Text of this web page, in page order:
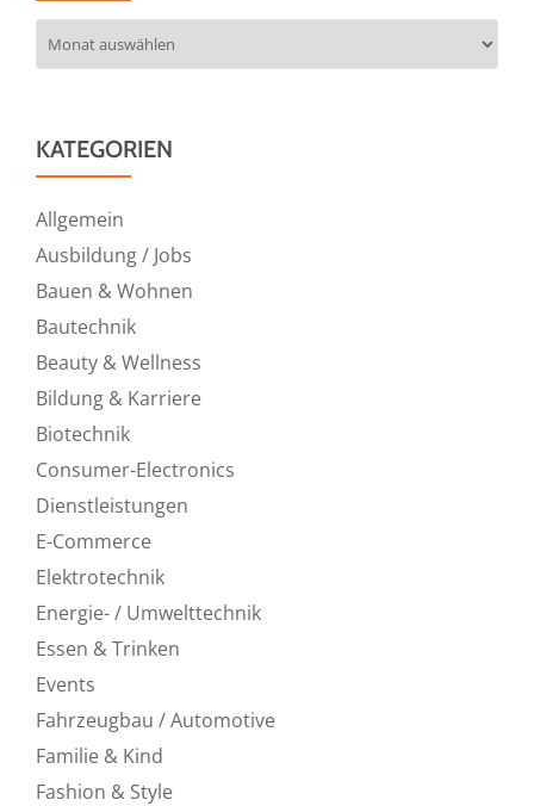
KATEGORIEN
Allgemein
Ausbildung / Jobs
Bauen & Wohnen
Bautechnik
Beauty & Wellness
Bildung & Karriere
Biotechnik
Consumer-Electronics
Dienstleistungen
E-Commerce
Elektrotechnik
Energie- / Umwelttechnik
Essen & Trinken
Events
Fahrzeugbau / Automotive
Familie & Kind
Fashion & Style